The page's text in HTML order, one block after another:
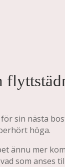
sin nästa
höga.
ännu mer
som anses